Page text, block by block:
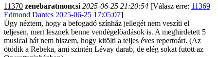
11370 zenebaratmoncsi 2025-06-25 21:20:54 [Válasz erre: 11369
Edmond Dantes 2025-06-25 17:05:07]
Úgy néztem, hogy a befogadó színház jellegét nem veszíti el
teljesen, mert lesznek benne vendégelőadások is. A meghirdetett 5
musical hát nem hiszem, hogy kitölti a teljes éves repertoárt. (Az
ötödik a Rebeka, ami szintén Lévay darab, de elég sokat futott az